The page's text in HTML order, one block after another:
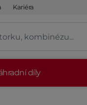
Kariéra
díly